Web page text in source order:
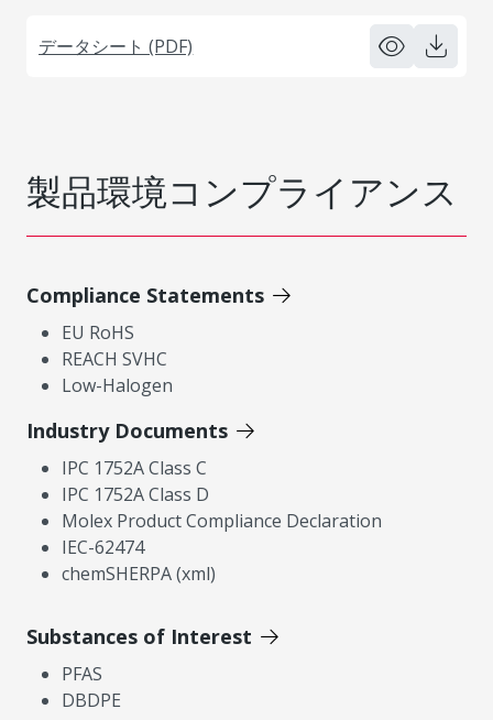
データシート (PDF)
製品環境コンプライアンス
Compliance Statements
EU RoHS
REACH SVHC
Low-Halogen
Industry Documents
IPC 1752A Class C
IPC 1752A Class D
Molex Product Compliance Declaration
IEC-62474
chemSHERPA (xml)
Substances of Interest
PFAS
DBDPE